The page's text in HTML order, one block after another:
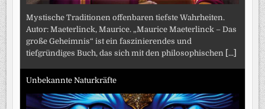
Mystische Traditionen offenbaren tiefste Wahrheiten.
Autor: Maeterlinck, Maurice. „Maurice Maeterlinck – Das
große Geheimnis“ ist ein faszinierendes und
tiefgründiges Buch, das sich mit den philosophischen [...]
Unbekannte Naturkräfte